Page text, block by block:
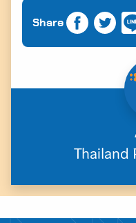
Share
Thailand